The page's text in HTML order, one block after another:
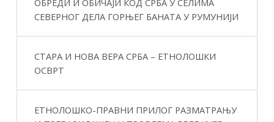
СЕВЕРНОГ ДЕЛА ГОРЊЕГ БАНАТА У РУМУНИЈИ
СТАРА И НОВА ВЕРА СРБА – ЕТНОЛОШКИ
ОСВРТ
ЕТНОЛОШКО-ПРАВНИ ПРИЛОГ РАЗМАТРАЊУ